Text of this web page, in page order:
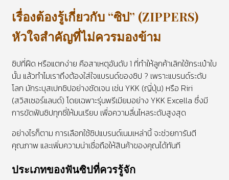
เรื่องต้องรู้เกี่ยวกับ “ซิป” (ZIPPERS)
หัวใจสำคัญที่ไม่ควรมองข้าม
ซิปที่ฝืด หรือแตกง่าย คือสาเหตุอันดับ 1 ที่ทำให้ลูกค้าเลิกใช้กระเป๋าใบ
นั้น แล้วทำไมเราถึงต้องใส่ใจแบรนด์ของซิป ? เพราะแบรนด์ระดับ
โลก มักระบุสเปกซิปอย่างชัดเจน เช่น YKK (ญี่ปุ่น) หรือ Riri
(สวิสเซอร์แลนด์) โดยเฉพาะรุ่นพรีเมียมอย่าง YKK Excella ซึ่งมี
การขัดฟันซิปทุกซี่ให้มนเรียบ เพื่อความลื่นไหลระดับสูงสุด
อย่างไรก็ตาม การเลือกใช้ซิปแบรนด์เนมเหล่านี้ จะช่วยการันตี
คุณภาพ และเพิ่มความน่าเชื่อถือให้สินค้าของคุณได้ทันที
ประเภทของฟันซิปที่ควรรู้จัก